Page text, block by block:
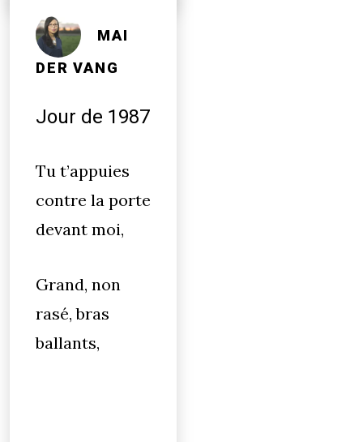
MAI
DER VANG
Jour de 1987
Tu t’appuies
contre la porte
devant moi,
Grand, non
rasé, bras
ballants,